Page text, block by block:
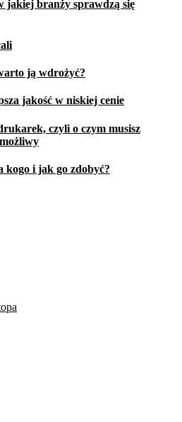
branży sprawdzą się
ją wdrożyć?
jakość w niskiej cenie
czyli o czym musisz
kogo i jak go zdobyć?